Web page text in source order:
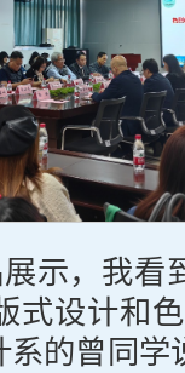
示，我看
式设计和
的曾同学